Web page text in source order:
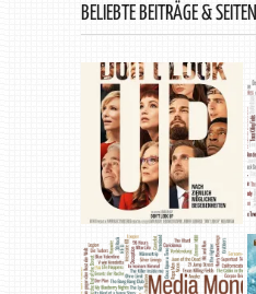
BELIEBTE BEITRÄGE & SEITEN